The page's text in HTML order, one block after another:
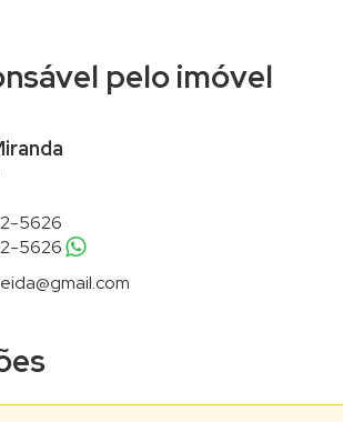
pelo imóvel
5626
5626